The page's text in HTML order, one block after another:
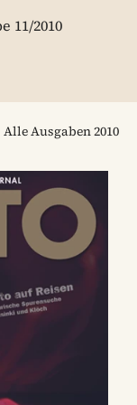
11/2010
Alle Ausgaben2010